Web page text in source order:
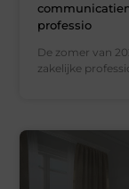
professio
De zomer van
zakelijke